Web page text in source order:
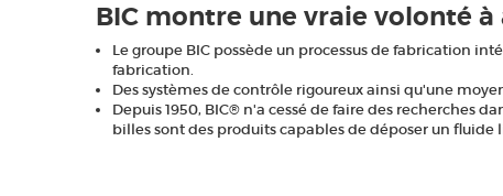
BIC montre une vraie volonté
Le groupe BIC possède un processus de fabrication
fabrication.
Des systèmes de contrôle rigoureux ainsi qu'une
Depuis 1950, BIC® n'a cessé de faire des recherches
billes sont des produits capables de déposer un